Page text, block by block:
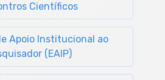
Científicos
Apoio Institucional ao
(EAIP)